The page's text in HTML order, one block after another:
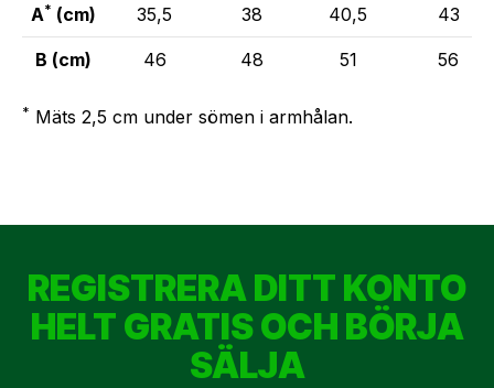
A* (cm) 35,5 38 40,5 43
B (cm) 46 48 51 56
* Mäts 2,5 cm under sömen i armhålan.
REGISTRERA DITT KONTO
HELT GRATIS OCH BÖRJA
SÄLJA